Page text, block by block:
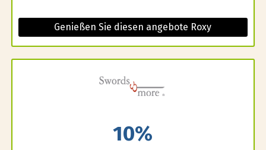
Genießen Sie diesen angebote Roxy
10%